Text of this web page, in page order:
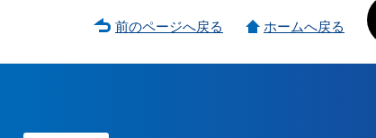
前のページへ戻る ホームへ戻る